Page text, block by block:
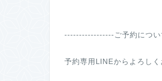
-----------------ご予約につ
予約専用LINEからよろしく